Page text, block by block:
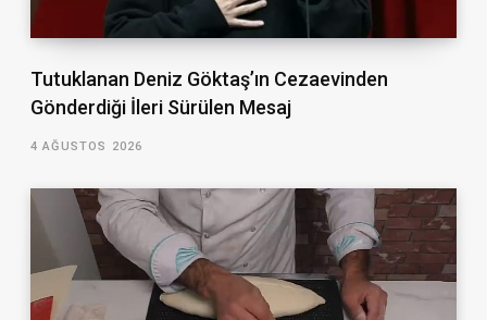
Tutuklanan Deniz Göktaş’ın Cezaevinden
Gönderdiği İleri Sürülen Mesaj
4 AĞUSTOS 2026